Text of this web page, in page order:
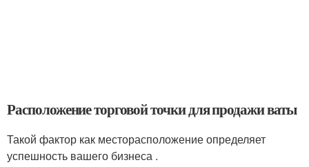
Расположение торговой точки для продажи ваты
Такой фактор как месторасположение определяет
успешность вашего бизнеса .